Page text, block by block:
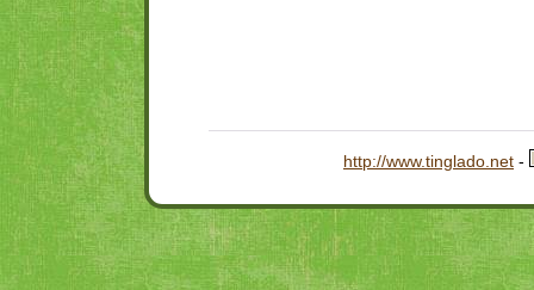
http://www.tinglado.net -